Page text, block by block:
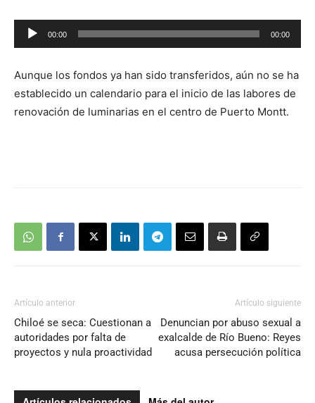
Reproductor
de
00:00 00:00
Aunque los fondos ya han sido transferidos, aún no se ha
establecido un calendario para el inicio de las labores de
renovación de luminarias en el centro de Puerto Montt.
Artículo anterior
Chiloé se seca: Cuestionan a
autoridades por falta de
proyectos y nula proactividad
Artículo siguiente
Denuncian por abuso sexual a
exalcalde de Río Bueno: Reyes
acusa persecución política